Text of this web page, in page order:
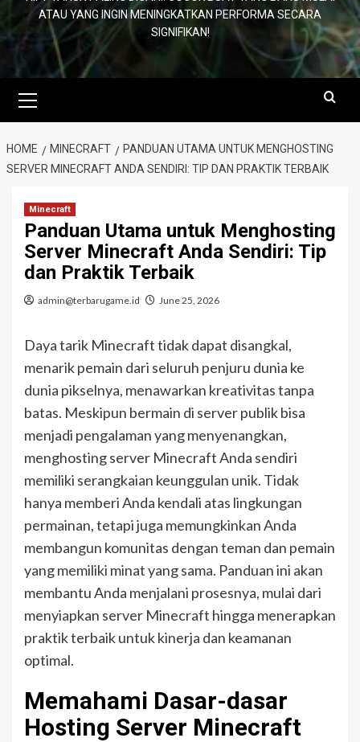
ATAU YANG INGIN MENINGKATKAN PERFORMA SECARA
SIGNIFIKAN!
Menu
HOME MINECRAFT
PANDUAN UTAMA UNTUK MENGHOSTING
SERVER MINECRAFT ANDA SENDIRI: TIP DAN PRAKTIK TERBAIK
Minecraft
Panduan Utama untuk Menghosting
Server Minecraft Anda Sendiri: Tip
dan Praktik Terbaik
admin@terbarugame.id June 25, 2026
Daya tarik Minecraft tidak dapat disangkal,
menarik pemain dari seluruh penjuru dunia ke
dunia pikselnya, menawarkan kreativitas tanpa
batas. Meskipun bermain di server publik bisa
menjadi pengalaman yang menyenangkan,
menghosting server Minecraft Anda sendiri
memiliki serangkaian keunggulan unik. Tidak
hanya memberi Anda kendali atas lingkungan
permainan, tetapi juga memungkinkan Anda
membangun komunitas dengan teman dan pemain
yang memiliki minat yang sama. Panduan ini akan
membantu Anda menjalani prosesnya, mulai dari
menyiapkan server Minecraft hingga menerapkan
praktik terbaik untuk kinerja dan keamanan
optimal.
Memahami Dasar-dasar
Hosting Server Minecraft